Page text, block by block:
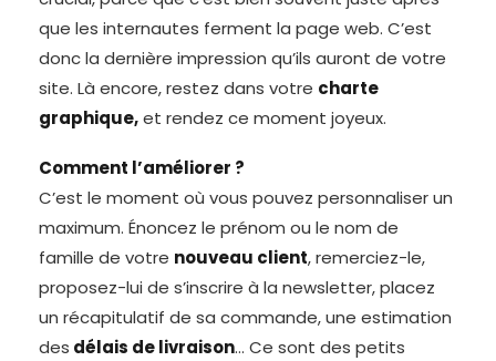
que les internautes ferment la page web. C’est
donc la dernière impression qu’ils auront de votre
site. Là encore, restez dans votre charte
graphique,et rendez ce moment joyeux.
Comment l’améliorer ?
C’est le moment où vous pouvez personnaliser un
maximum. Énoncez le prénom ou le nom de
famille de votre nouveau client, remerciez-le,
proposez-lui de s’inscrire à la newsletter, placez
un récapitulatif de sa commande, une estimation
des délais de livraison… Ce sont des petits